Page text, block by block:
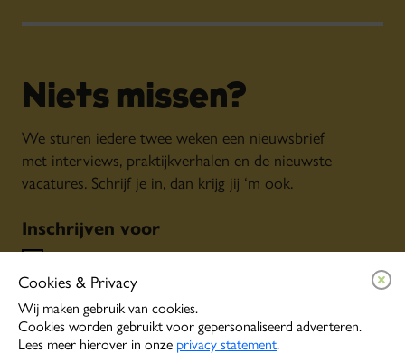
Cookies & Privacy
Wij maken gebruik van cookies.
Cookies worden gebruikt voor gepersonaliseerd adverteren.
Lees meer hierover in onze privacy statement.
Niets missen?
We sturen iedere twee weken een nieuwsbrief
met interviews, praktijkverhalen en de nieuwste
vacatures. Schrijf je in, dan krijg jij ‘m ook.
Inschrijven voor
Persoonlijke tips o.b.v. jouw interesses
Event alerts